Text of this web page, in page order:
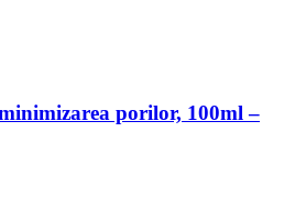
porilor, 100ml –